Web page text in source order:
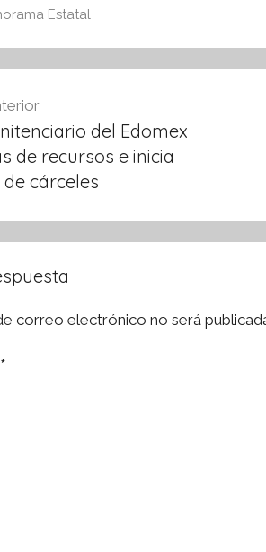
s
A
p
p
Estatal
del Edomex
de recursos e inicia
cárceles
correo electrónico no será
*